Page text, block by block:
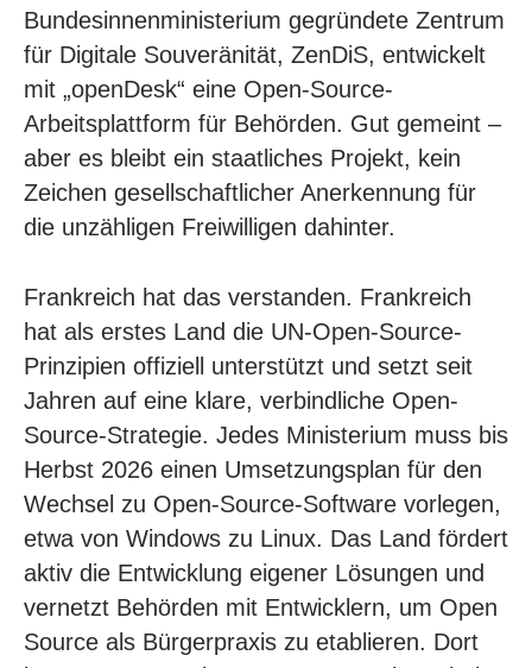
Bundesinnenministerium gegründete Zentrum
für Digitale Souveränität, ZenDiS, entwickelt
mit „openDesk“ eine Open-Source-
Arbeitsplattform für Behörden. Gut gemeint –
aber es bleibt ein staatliches Projekt, kein
Zeichen gesellschaftlicher Anerkennung für
die unzähligen Freiwilligen dahinter.
Frankreich hat das verstanden. Frankreich
hat als erstes Land die UN-Open-Source-
Prinzipien offiziell unterstützt und setzt seit
Jahren auf eine klare, verbindliche Open-
Source-Strategie. Jedes Ministerium muss bis
Herbst 2026 einen Umsetzungsplan für den
Wechsel zu Open-Source-Software vorlegen,
etwa von Windows zu Linux. Das Land fördert
aktiv die Entwicklung eigener Lösungen und
vernetzt Behörden mit Entwicklern, um Open
Source als Bürgerpraxis zu etablieren. Dort